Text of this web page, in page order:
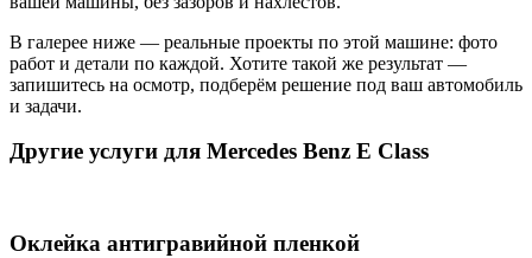
В галерее ниже — реальные проекты по этой машине: фото
работ и детали по каждой. Хотите такой же результат —
запишитесь на осмотр, подберём решение под ваш автомобиль
и задачи.
Другие услуги для Mercedes Benz E Class
Оклейка антигравийной пленкой